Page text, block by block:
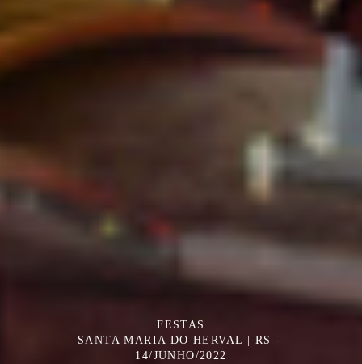
FESTAS
SANTA MARIA DO HERVAL | RS
14/JUNHO/2022